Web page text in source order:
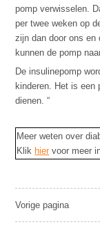
pomp verwisselen.
per twee weken op
zijn dan door ons en
kunnen de pomp
De insulinepomp
kinderen. Het is een
dienen. “
Meer weten over
Klik hier voor meer
Vorige pagina